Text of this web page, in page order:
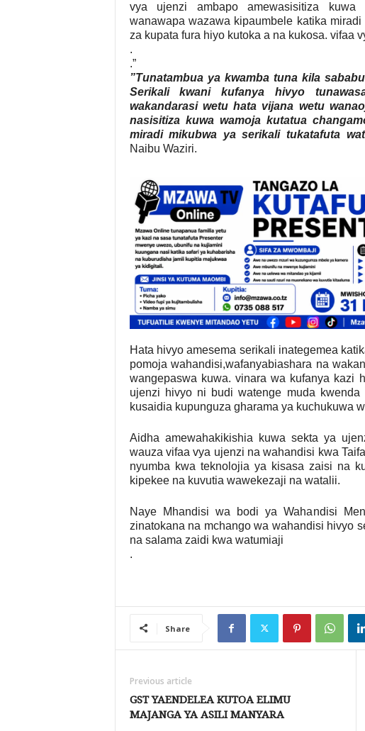
vya ujenzi ambapo amewasisitiza kuwa
wanawapa wazawa kipaumbele katika
za kupata fura hiyo kutoka a na kukosa. vifaa
.
.”
”Tunatambua ya kwamba tuna kila
Serikali kwani kufanya hivyo
wakandarasi wetu hata vijana wetu
nasisitiza kuwa wamoja kutatua
miradi mikubwa ya serikali tukatafuta
Naibu Waziri.
Hata hivyo amesema serikali inategemea
pomoja wahandisi,wafanyabiashara na
wangepaswa kuwa. vinara wa kufanya kazi
ujenzi hivyo ni budi watenge muda
kusaidia kupunguza gharama ya kuchukuwa
Aidha amewahakikishia kuwa sekta ya
wauza vifaa vya ujenzi na wahandisi kwa
nyumba kwa teknolojia ya kisasa zaisi na
kipekee na kuvutia wawekezaji na watalii.
Naye Mhandisi wa bodi ya Wahandisi
zinatokana na mchango wa wahandisi hivyo
na salama zaidi kwa watumiaji
.
Share
Previous article
GST YAENDELEA KUTOA ELIMU
MAJANGA YA ASILI MANYARA